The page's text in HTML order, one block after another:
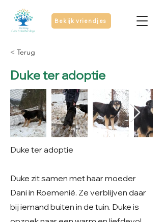
Bekijk vriendjes
< Terug
Duke ter adoptie
Duke ter adoptie
Duke zit samen met haar moeder
Dani in Roemenië. Ze verblijven daar
bij iemand buiten in de tuin. Duke is